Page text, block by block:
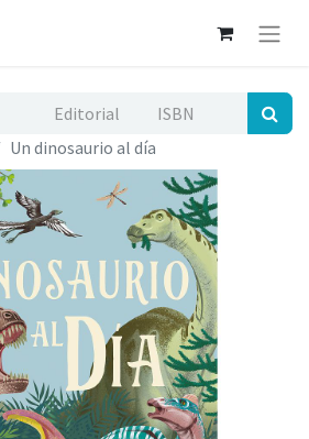
Un dinosaurio al día